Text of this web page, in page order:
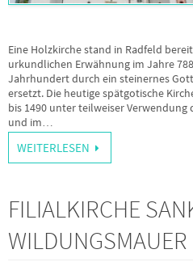
Eine Holzkirche stand in Radfeld
urkundlichen Erwähnung im Jahre
Jahrhundert durch ein steinernes
ersetzt. Die heutige spätgotische
bis 1490 unter teilweiser Verwendung
und im…
WEITERLESEN
FILIALKIRCHE
WILDUNGSMAUER